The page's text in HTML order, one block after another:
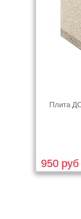
Плита
950 руб